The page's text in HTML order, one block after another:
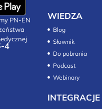
PN-EN
4
WIEDZA
Blog
Słownik
Do pobrania
Podcast
Webinary
INTEGRACJE